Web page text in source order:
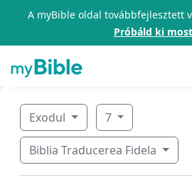
A myBible oldal továbbfejlesztett
Próbáld ki
Exodul 7
Biblia Traducerea Fidela